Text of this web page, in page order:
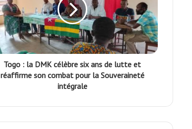
Togo : la DMK célèbre six ans de lutte et
réaffirme son combat pour la Souveraineté
intégrale